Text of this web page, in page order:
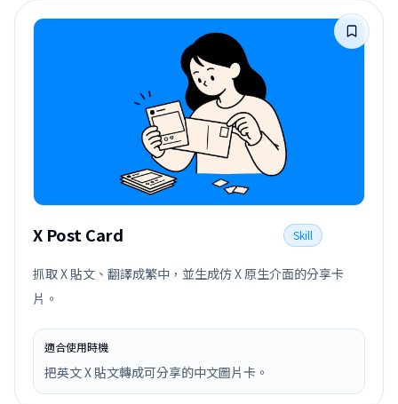
X Post Card Skill
抓取 X 貼文、翻譯成繁中，並生成仿 X 原生介面的分享卡
片。
適合使用時機
把英文 X 貼文轉成可分享的中文圖片卡。